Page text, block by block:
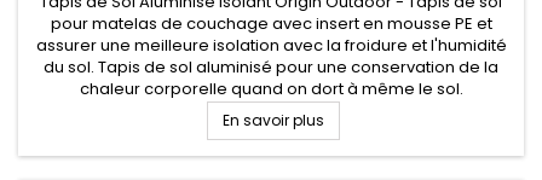
pour matelas de couchage avec insert en mousse PE et
assurer une meilleure isolation avec la froidure et l'humidité
du sol. Tapis de sol aluminisé pour une conservation de la
chaleur corporelle quand on dort à même le sol.
En savoir plus